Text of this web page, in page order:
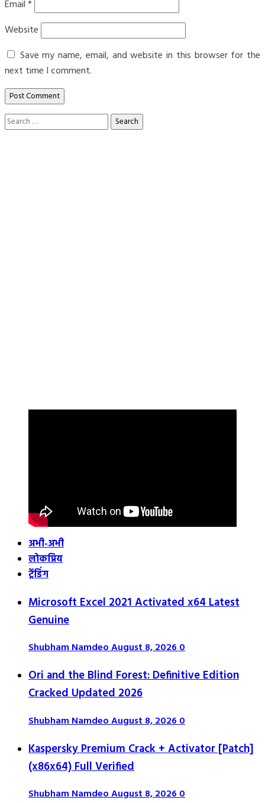
Email*
Website
Save my name, email, and website in this browser for the
next time I comment.
Search
अभी-अभी
लोकप्रिय
ट्रेंडिंग
Microsoft Excel 2021 Activated x64 Latest
Genuine
Shubham NamdeoAugust 8, 20260
Ori and the Blind Forest: Definitive Edition
Cracked Updated 2026
Shubham NamdeoAugust 8, 20260
Kaspersky Premium Crack + Activator [Patch]
(x86x64) Full Verified
Shubham NamdeoAugust 8, 20260